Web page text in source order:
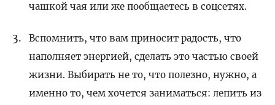
чашкой чая или же пообщаетесь в соцсетях.
Вспомнить, что вам приносит радость, что
наполняет энергией, сделать это частью своей
жизни. Выбирать не то, что полезно, нужно, а
именно то, чем хочется заниматься: лепить из